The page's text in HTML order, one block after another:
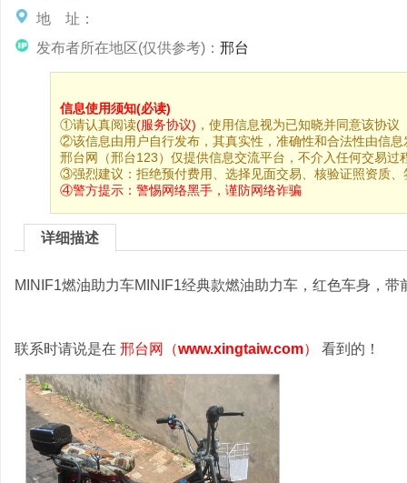
地 址：
发布者所在地区(仅供参考)： 邢台
信息使用须知(必读)
①请认真阅读(服务协议) ，使用信息视为已知晓并同意该协议
②该信息由用户自行发布，其真实性，准确性和合法性由信息
邢台网（邢台123）仅提供信息交流平台，不介入任何交易过
③强烈建议：拒绝预付费用、选择见面交易、核验证照资质、
④警方提示： 警惕网络黑手，谨防网络诈骗
详细描述
MINIF1燃油助力车MINIF1经典款燃油助力车，红色车身，
联系时请说是在 邢台网（www.xingtaiw.com） 看到的！